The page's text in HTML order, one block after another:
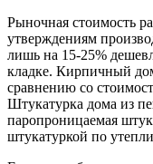
Рыночная стоимость
утверждениям
лишь на 15-25%
кладке. Кирпичный
сравнению со
Штукатурка дома из
паропроницаемая
штукатуркой по